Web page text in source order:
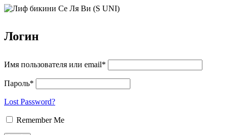
Логин
Имя пользователя или email*
Пароль*
Lost Password?
Remember Me